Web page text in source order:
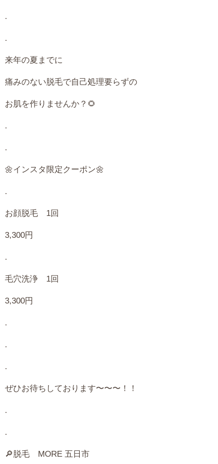
.
.
来年の夏までに
痛みのない脱毛で自己処理要らずの
お肌を作りませんか？🌻
.
.
🌼インスタ限定クーポン🌼
.
お顔脱毛 1回
3,300円
.
毛穴洗浄 1回
3,300円
.
.
.
ぜひお待ちしております〜〜〜！！
.
.
🔎脱毛 MORE 五日市